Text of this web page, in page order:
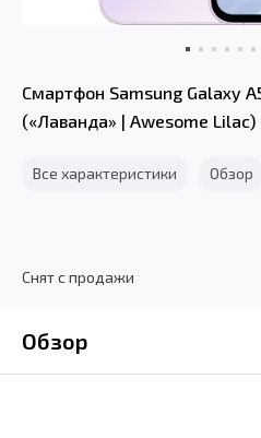
Смартфон Samsung Galaxy
(«Лаванда» | Awesome Lilac)
Все характеристики Обзор
Снят с продажи
Обзор